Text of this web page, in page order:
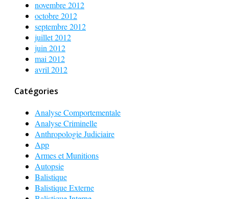
novembre 2012
octobre 2012
septembre 2012
juillet 2012
juin 2012
mai 2012
avril 2012
Catégories
Analyse Comportementale
Analyse Criminelle
Anthropologie Judiciaire
App
Armes et Munitions
Autopsie
Balistique
Balistique Externe